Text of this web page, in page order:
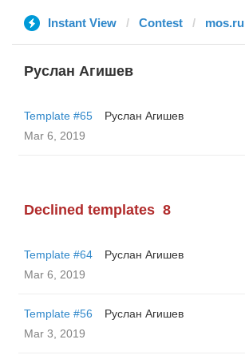
Instant View Contest mos.ru
Руслан Агишев
Template #65
Руслан Агишев
Mar 6, 2019
Declined templates 8
Template #64
Руслан Агишев
Mar 6, 2019
Template #56
Руслан Агишев
Mar 3, 2019